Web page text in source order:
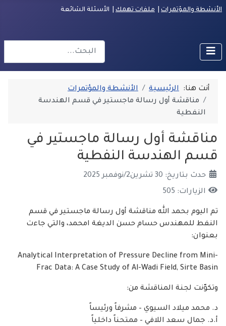
الأنشطة والمؤتمرات ملفات تهمك | الأسئلة الشائعة
أنت هنا: الرئيسية
الأنشطة والمؤتمرات
مناقشة أول رسالة ماجستير في قسم الهندسة
النفطية
مناقشة أول رسالة ماجستير في
قسم الهندسة النفطية
حدث بتاريخ: 30 تشرين2/نوفمبر 2025
الزيارات: 505
تم اليوم بحمد الله مناقشة أول رسالة ماجستير في قسم
النفط للمهندس حسام حسن الديغة امحمد، والتي جاءت
بعنوان:
Analytical Interpretation of Pressure Decline from Mini-
Frac Data: A Case Study of Al-Wadi Field, Sirte Basin
وتكوّنت لجنة المناقشة من:
د. محمد ميلاد السيوي – مشرفاً ورئيساً
أ.د. جمال سعد اللافي – ممتحناً داخلياً